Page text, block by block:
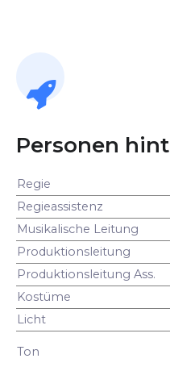
Personen
Regie
Regieassistenz
Musikalische Leitung
Produktionsleitung
Produktionsleitung Ass.
Kostüme
Licht
Ton